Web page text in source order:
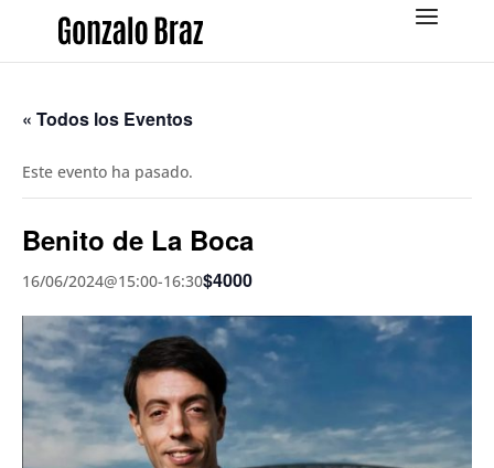
« Todos los Eventos
Este evento ha pasado.
Benito de La Boca
16/06/2024@15:00-16:30$4000